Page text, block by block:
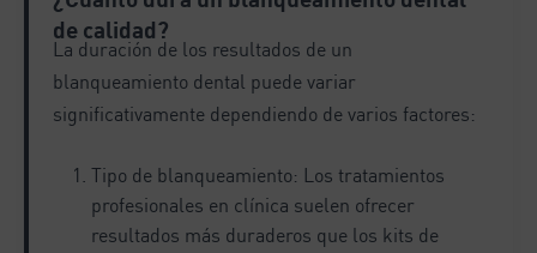
de calidad?
La duración de los resultados de un
blanqueamiento dental puede variar
significativamente dependiendo de varios factores:
Tipo de blanqueamiento: Los tratamientos
profesionales en clínica suelen ofrecer
resultados más duraderos que los kits de